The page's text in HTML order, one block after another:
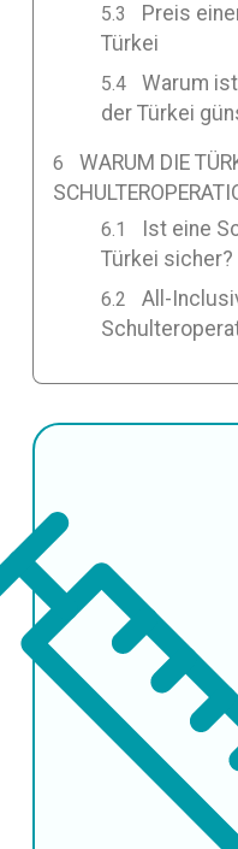
Preis
Türkei
Warum
der Türkei
WARUM DIE
Ist eine
Türkei sicher?
All-